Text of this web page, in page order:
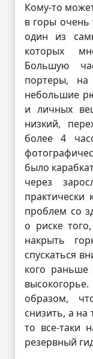
Кому-то
в горы очень
один из
которых
Большую
портеры,
небольшие
и личных
низкий,
более 4
было
через
практически
проблем со
о риске
накрыть
спускаться
кого
образом,
снизить, а на
то все-таки
резервный